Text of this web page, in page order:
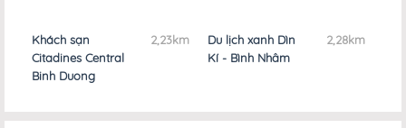
sạn
Central
Duong
Du lịch xanh Dìn
Kí - Bình Nhâm
2,28km
Khách sạn